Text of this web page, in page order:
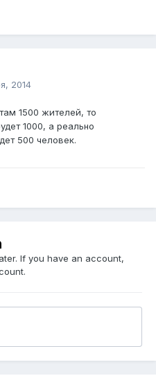
2014
1500 жителей, то
1000, а реально
500 человек.
If you have an account,